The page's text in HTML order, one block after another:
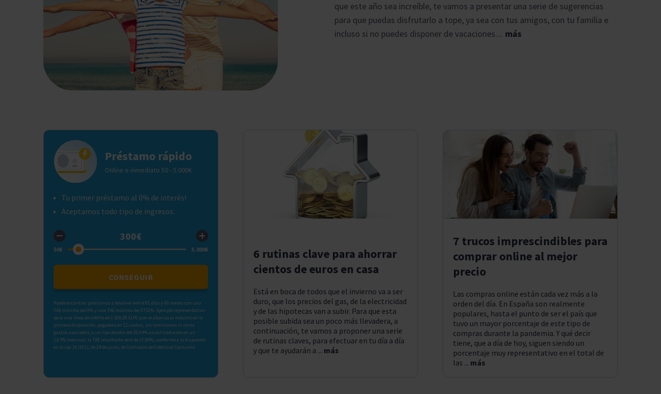
que este año sea increíble, te vamos a presentar una serie de sugerencias
para que puedas disfrutarlo a tope, ya sea con tus amigos, con tu familia e
incluso si no puedes disponer de vacaciones.... más
Préstamo rápido
Online e inmediato 50 - 5.000€
Tu primer préstamo al 0% de interés!
Aceptamos todo tipo de ingresos.
CONSEGUIR
Puede encontrar préstamos a devolver entre 91 días y 60 meses con una
TAE mínima del 0% y una TAE máxima del 3752%. Ejemplo representativo:
para una línea de crédito de 1.500,00 EUR, que se alcanza al máximo en la
primera disposición, pagadera en 12 cuotas, sin comisiones ni otros
gastos asociados, a un tipo deudor del 20,04% anual traducido en un
1,67% mensual, la TAE resultante será de 21,99%, conforme a lo dispuesto
en la Ley 16/2011, de 24 de junio, de Contratos de Crédito al Consumo.
6 rutinas clave para ahorrar
cientos de euros en casa
Está en boca de todos que el invierno va a ser
duro, que los precios del gas, de la electricidad
y de las hipotecas van a subir. Para que esta
posible subida sea un poco más llevadera, a
continuación, te vamos a proponer una serie
de rutinas claves, para efectuar en tu día a día
y que te ayudarán a ... más
7 trucos imprescindibles para
comprar online al mejor
precio
Las compras online están cada vez más a la
orden del día. En España son realmente
populares, hasta el punto de ser el país que
tuvo un mayor porcentaje de este tipo de
compras durante la pandemia. Y qué decir
tiene, que a día de hoy, siguen siendo un
porcentaje muy representativo en el total de
las ... más